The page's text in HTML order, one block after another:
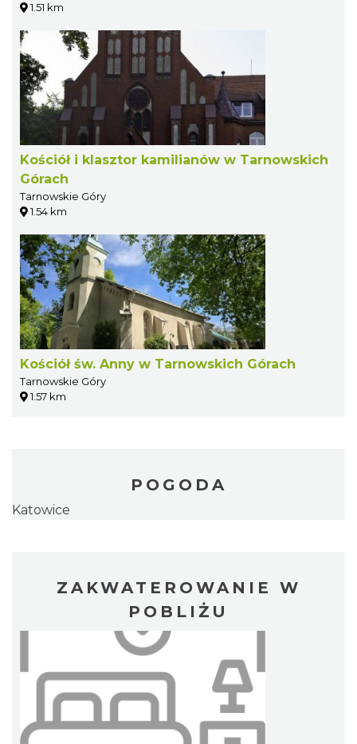
1.51 km
Kościół i klasztor kamilianów w Tarnowskich
Górach
Tarnowskie Góry
1.54 km
Kościół św. Anny w Tarnowskich Górach
Tarnowskie Góry
1.57 km
POGODA
Katowice
ZAKWATEROWANIE W
POBLIŻU